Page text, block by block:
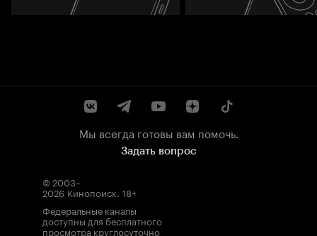
Мы всегда готовы вам помочь.
Задать вопрос
© 2003–
2026 Кинопоиск. 18+
Федеральные каналы
доступны для бесплатного
просмотра круглосуточно